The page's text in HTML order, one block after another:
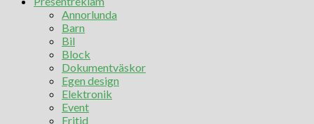
Annorlunda
Barn
Bil
Block
Dokumentväskor
Egen design
Elektronik
Event
Fritid